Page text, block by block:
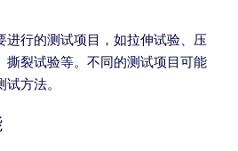
进行的测试项目，如拉伸试验、压
撕裂试验等。不同的测试项目可能
方法。